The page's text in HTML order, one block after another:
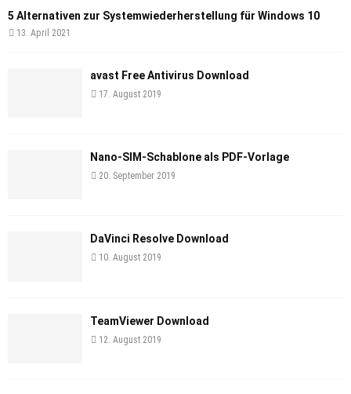
5 Alternativen zur Systemwiederherstellung für Windows 10
13. April 2021
avast Free Antivirus Download
17. August 2019
Nano-SIM-Schablone als PDF-Vorlage
20. September 2019
DaVinci Resolve Download
10. August 2019
TeamViewer Download
12. August 2019